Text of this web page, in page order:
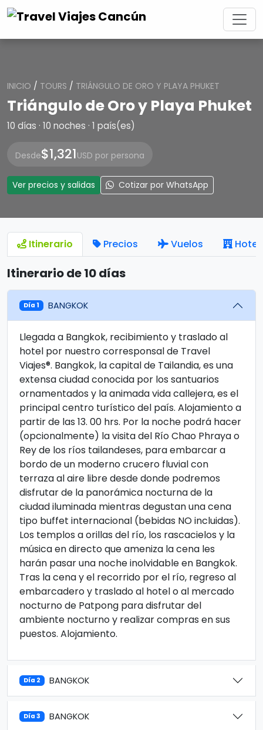
INICIO / TOURS / TRIÁNGULO DE ORO Y PLAYA PHUKET
Triángulo de Oro y Playa Phuket
10 días · 10 noches · 1 país(es)
Desde$1,321USD por persona
Ver precios y salidas Cotizar por WhatsApp
Itinerario Precios Vuelos
Itinerario de 10 días
Día 1 BANGKOK
Llegada a Bangkok, recibimiento y traslado al
hotel por nuestro corresponsal de Travel
Viajes®. Bangkok, la capital de Tailandia, es una
extensa ciudad conocida por los santuarios
ornamentados y la animada vida callejera, es el
principal centro turístico del país. Alojamiento a
partir de las 13. 00 hrs. Por la noche podrá hacer
(opcionalmente) la visita del Río Chao Phraya o
Rey de los ríos tailandeses, para embarcar a
bordo de un moderno crucero fluvial con
terraza al aire libre desde donde podremos
disfrutar de la panorámica nocturna de la
ciudad iluminada mientras degustan una cena
tipo buffet internacional (bebidas NO incluidas).
Los templos a orillas del río, los rascacielos y la
música en directo que ameniza la cena les
harán pasar una noche inolvidable en Bangkok.
Tras la cena y el recorrido por el río, regreso al
embarcadero y traslado al hotel o al mercado
nocturno de Patpong para disfrutar del
ambiente nocturno y realizar compras en sus
puestos. Alojamiento.
Día 2 BANGKOK
Día 3 BANGKOK